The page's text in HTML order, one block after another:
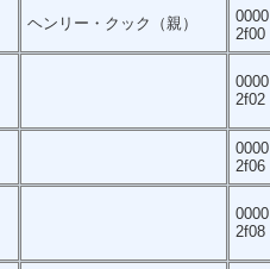
ヘンリー・クック（親）
0000
2f00
0000
2f02
0000
2f06
0000
2f08